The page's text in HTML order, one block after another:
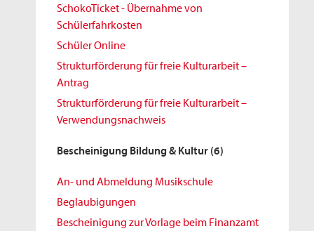
SchokoTicket - Übernahme von
Schülerfahrkosten
Schüler Online
Strukturförderung für freie Kulturarbeit –
Antrag
Strukturförderung für freie Kulturarbeit –
Verwendungsnachweis
Bescheinigung Bildung & Kultur (6)
An- und Abmeldung Musikschule
Beglaubigungen
Bescheinigung zur Vorlage beim Finanzamt